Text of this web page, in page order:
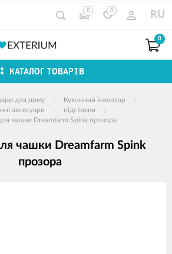
0 0 RU
0
КАТАЛОГ ТОВАРІВ
для дому
Кухонний інвентар
аксесуари
підставки
чашки Dreamfarm Spink прозора
чашки Dreamfarm Spink
прозора